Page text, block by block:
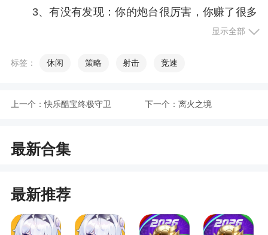
3、有没有发现：你的炮台很厉害，你赚了很多
的排行
小编评价
家，是因为捕鱼玩法超级的刺激，而且奖励超级的
玩的小伙伴们赶紧来试试吧
玩法简单易上手，玩家可以在游戏中享受紧张刺激
显示全部
标签： 休闲 策略 射击 竞速
上一个： 快乐酷宝终极守卫 下一个： 离火之境
最新合集
最新推荐